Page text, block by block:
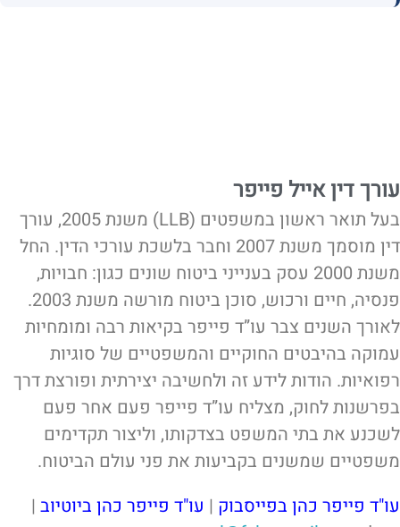
עורך דין אייל פייפר
בעל תואר ראשון במשפטים (LLB) משנת 2005, עורך
דין מוסמך משנת 2007 וחבר בלשכת עורכי הדין. החל
משנת 2000 עסק בענייני ביטוח שונים כגון: חבויות,
פנסיה, חיים ורכוש, סוכן ביטוח מורשה משנת 2003.
לאורך השנים צבר עו”ד פייפר בקיאות רבה ומומחיות
עמוקה בהיבטים החוקיים והמשפטיים של סוגיות
רפואיות. הודות לידע זה ולחשיבה יצירתית ופורצת דרך
בפרשנות לחוק, מצליח עו”ד פייפר פעם אחר פעם
לשכנע את בתי המשפט בצדקותו, וליצור תקדימים
משפטיים שמשנים בקביעות את פני עולם הביטוח.
עו"ד פייפר כהן בפייסבוק | עו"ד פייפר כהן ביוטיוב |